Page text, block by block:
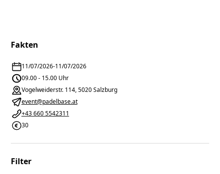
Fakten
11/07/2026-11/07/2026
09.00 - 15.00 Uhr
Vogelweiderstr. 114, 5020 Salzburg
event@padelbase.at
+43 660 5542311
30
Filter